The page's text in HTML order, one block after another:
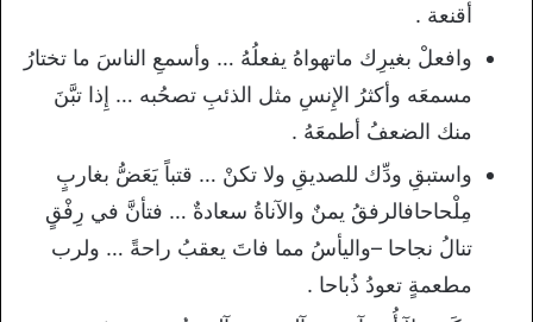
أقنعة .
وافعلْ بغيرِك ماتهواهُ يفعلُهُ … وأسمعِ الناسَ ما تختارُ
مسمعَه وأكثرُ الإِنسِ مثل الذئبِ تصحُبه … إِذا تبَّنَ
منك الضعفُ أطمعَهُ .
واستبقِ ودِّك للصديقِ ولا تكنْ … قتباً يَعَضُّ بغاربٍ
مِلْحاحافالرفقُ يمنٌ والآناةُ سعادةٌ … فتأنَّ في رِفْقٍ
تنالُ نجاحا –واليأسُ مما فاتَ يعقبُ راحةً … ولرب
مطعمةٍ تعودُ ذُباحا .